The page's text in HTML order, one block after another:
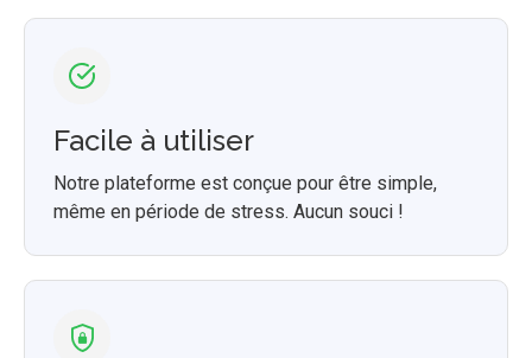
Facile à utiliser
Notre plateforme est conçue pour être simple,
même en période de stress. Aucun souci !